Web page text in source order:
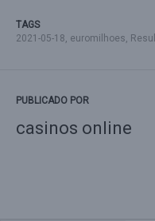
TAGS
2021-05-18, euromilhoes,
PUBLICADO POR
casinos online